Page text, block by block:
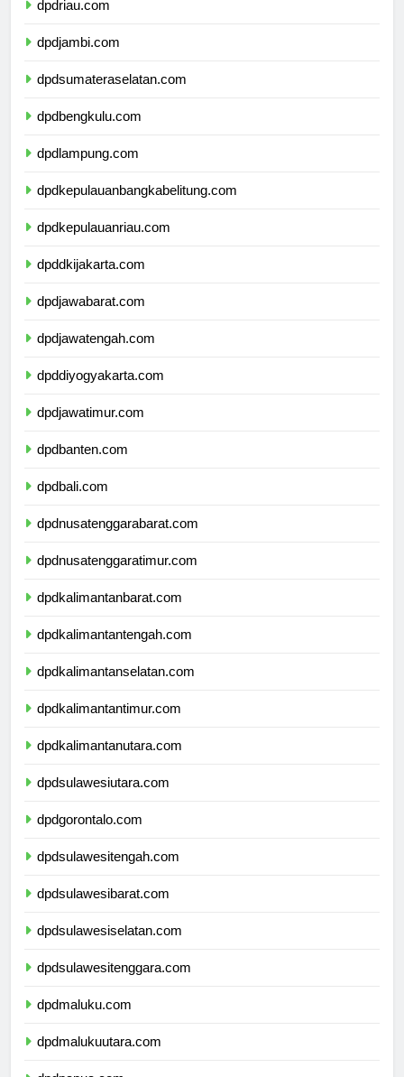
dpdriau.com
dpdjambi.com
dpdsumateraselatan.com
dpdbengkulu.com
dpdlampung.com
dpdkepulauanbangkabelitung.com
dpdkepulauanriau.com
dpddkijakarta.com
dpdjawabarat.com
dpdjawatengah.com
dpddiyogyakarta.com
dpdjawatimur.com
dpdbanten.com
dpdbali.com
dpdnusatenggarabarat.com
dpdnusatenggaratimur.com
dpdkalimantanbarat.com
dpdkalimantantengah.com
dpdkalimantanselatan.com
dpdkalimantantimur.com
dpdkalimantanutara.com
dpdsulawesiutara.com
dpdgorontalo.com
dpdsulawesitengah.com
dpdsulawesibarat.com
dpdsulawesiselatan.com
dpdsulawesitenggara.com
dpdmaluku.com
dpdmalukuutara.com